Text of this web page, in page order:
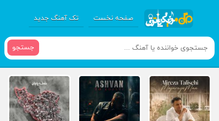
صفحه نخست تک آهنگ جدید
جستجو